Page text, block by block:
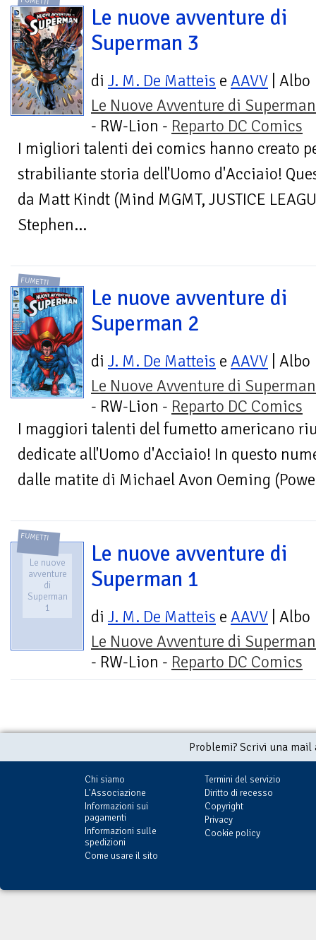
Le nuove avventure di
Superman 3
di J. M. De Matteis e AAVV | Albo
Le Nuove Avventure di Superman
- RW-Lion - Reparto DC Comics
I migliori talenti dei comics hanno creato
strabiliante storia dell'Uomo d'Acciaio!
da Matt Kindt (Mind MGMT, JUSTICE
Stephen...
FUMETTI
Le nuove avventure di
Superman 2
di J. M. De Matteis e AAVV | Albo
Le Nuove Avventure di Superman
- RW-Lion - Reparto DC Comics
I maggiori talenti del fumetto americano
dedicate all'Uomo d'Acciaio! In questo
dalle matite di Michael Avon Oeming
FUMETTI
Le nuove
avventure
di
Superman
1
Le nuove avventure di
Superman 1
di J. M. De Matteis e AAVV | Albo
Le Nuove Avventure di Superman
- RW-Lion - Reparto DC Comics
Problemi? Scrivi una
Chi siamo
L'Associazione
Informazioni sui
pagamenti
Informazioni sulle
spedizioni
Come usare il sito
Termini del servizio
Diritto di recesso
Copyright
Privacy
Cookie policy